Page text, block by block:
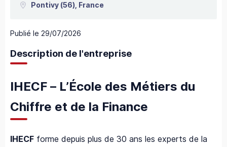
Pontivy (56), France
Publié le 29/07/2026
Description de l'entreprise
IHECF – L’École des Métiers du
Chiffre et de la Finance
IHECF forme depuis plus de 30 ans les experts de la